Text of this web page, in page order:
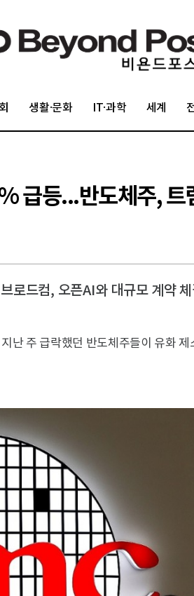
생활·문화 IT·과학 세계
급등...반도체주, 트
로드컴, 오픈AI와 대규모 계약 체
난 주 급락했던 반도체주들이 유화 제